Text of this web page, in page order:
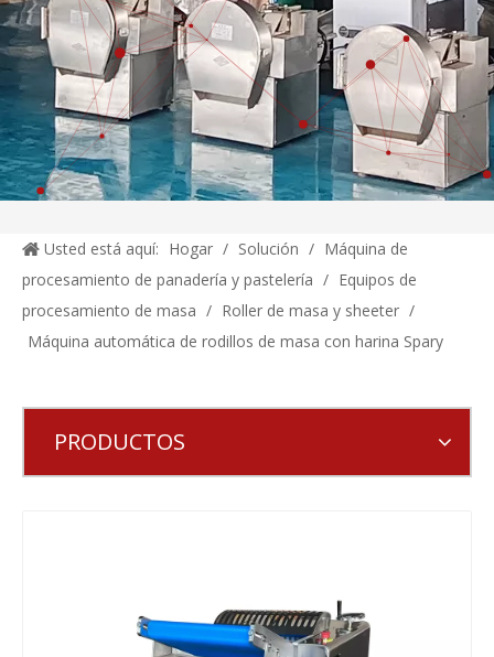
Usted está aquí: Hogar / Solución / Máquina de
procesamiento de panadería y pastelería / Equipos de
procesamiento de masa / Roller de masa y sheeter /
Máquina automática de rodillos de masa con harina Spary
PRODUCTOS